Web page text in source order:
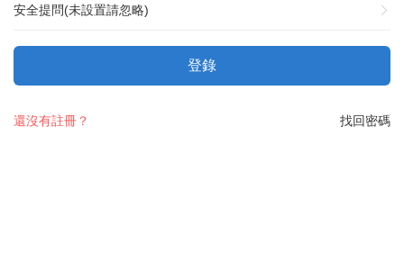
安全提問(未設置請忽略)
登錄
找回密碼
還沒有註冊？